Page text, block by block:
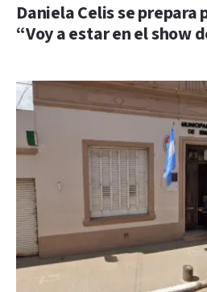
Daniela Celis se prepara
“Voy a estar en el show